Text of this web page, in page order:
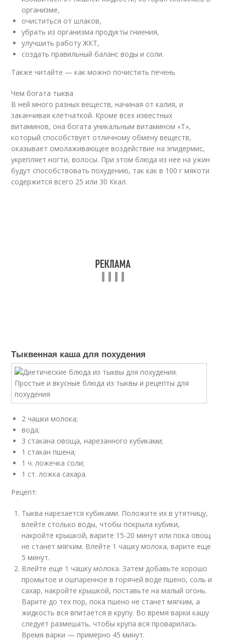
организме,
очиститься от шлаков,
убрать из организма продукты гниения,
улучшить работу ЖКТ,
создать правильный баланс воды и соли.
Также читайте — как можно почистить печень
Чем богата тыква
В ней много разных веществ, начиная от калия, и
заканчивая клетчаткой. Кроме всех известных
витаминов, она богата уникальным витамином «Т»,
который способствует отличному обмену веществ,
оказывает омолаживающее воздействие на эпидермис,
укрепляет ногти, волосы. При этом блюда из нее на ужин
будут способствовать похудению, так как в 100 г мякоти
содержится всего 25 или 30 Ккал.
Тыквенная каша для похудения
2 чашки молока;
вода;
3 стакана овоща, нарезанного кубиками;
1 стакан пшена;
1 ч. ложечка соли;
1 ст. ложка сахара.
Рецепт:
Тыква нарезается кубиками. Положите их в утятницу,
влейте столько воды, чтобы покрыла кубики,
накройте крышкой, варите 15-20 минут или пока овощ
не станет мягким. Влейте 1 чашку молока, варите еще
5 минут.
Влейте еще 1 чашку молока. Затем добавьте хорошо
промытое и ошпаренное в горячей воде пшено, соль и
сахар, накройте крышкой, поставьте на малый огонь.
Варите до тех пор, пока пшено не станет мягким, а
жидкость вся впитается в крупу. Во время варки кашу
следует размешать, чтобы крупа вся проварилась.
Время варки — примерно 45 минут.